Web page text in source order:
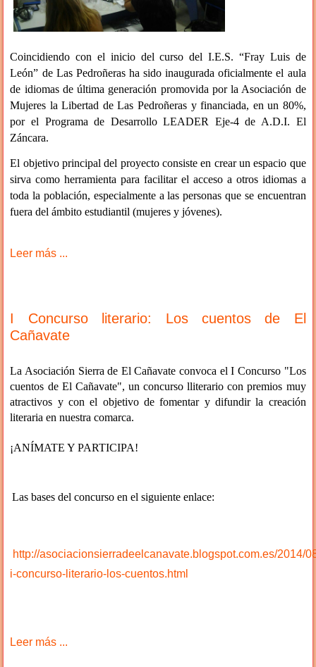
Coincidiendo con el inicio del curso del I.E.S. “Fray Luis de
León” de Las Pedroñeras ha sido inaugurada oficialmente el aula
de idiomas de última generación promovida por la Asociación de
Mujeres la Libertad de Las Pedroñeras y financiada, en un 80%,
por el Programa de Desarrollo LEADER Eje-4 de A.D.I. El
Záncara.
El objetivo principal del proyecto consiste en crear un espacio que
sirva como herramienta para facilitar el acceso a otros idiomas a
toda la población, especialmente a las personas que se encuentran
fuera del ámbito estudiantil (mujeres y jóvenes).
Leer más ...
I Concurso literario: Los cuentos de El
Cañavate
La Asociación Sierra de El Cañavate convoca el I Concurso "Los
cuentos de El Cañavate", un concurso lliterario con premios muy
atractivos y con el objetivo de fomentar y difundir la creación
literaria en nuestra comarca.
¡ANÍMATE Y PARTICIPA!
Las bases del concurso en el siguiente enlace:
http://asociacionsierradeelcanavate.blogspot.com.es/2014/
i-concurso-literario-los-cuentos.html
Leer más ...